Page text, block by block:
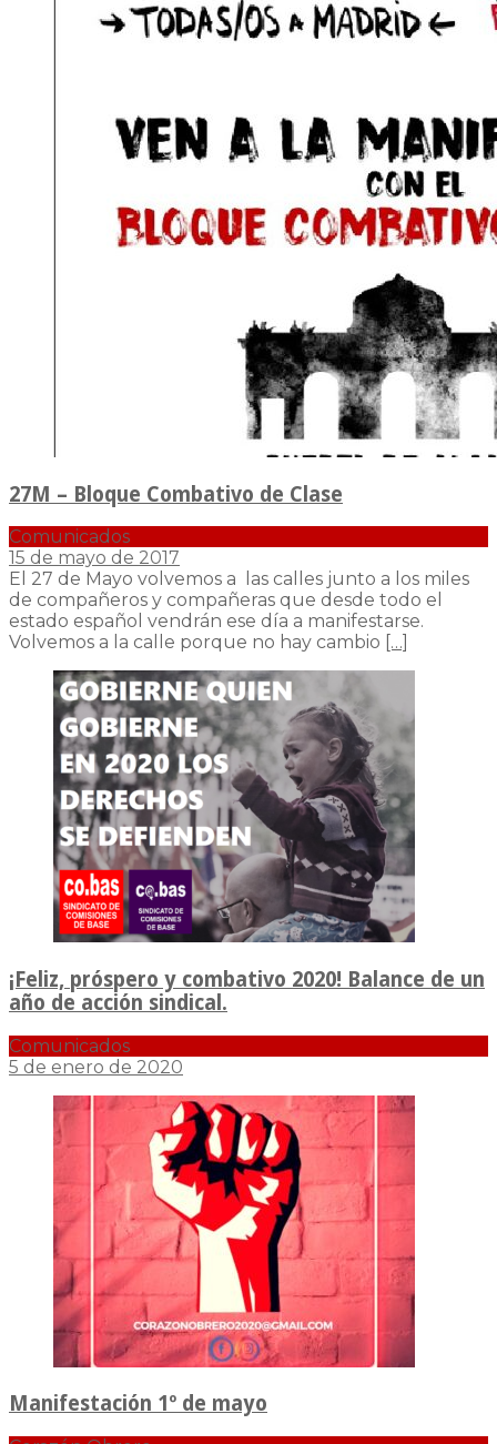
27M – Bloque Combativo de Clase
Comunicados
15 de mayo de 2017
El 27 de Mayo volvemos a las calles junto a los miles
de compañeros y compañeras que desde todo el
estado español vendrán ese día a manifestarse.
Volvemos a la calle porque no hay cambio […]
¡Feliz, próspero y combativo 2020! Balance de un
año de acción sindical.
Comunicados
5 de enero de 2020
Manifestación 1º de mayo